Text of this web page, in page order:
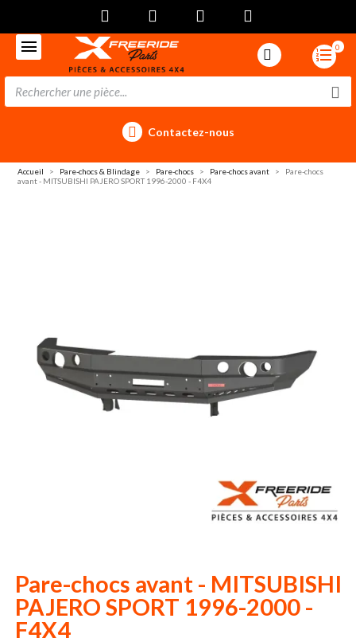
0
Contactez-nous
Accueil Pare-chocs & Blindage Pare-chocs Pare-chocs avant
Pare-chocs
avant - MITSUBISHI PAJERO SPORT 1996-2000 - F4X4
Pare-chocs avant - MITSUBISHI
PAJERO SPORT 1996-2000 -
F4X4